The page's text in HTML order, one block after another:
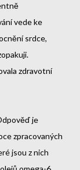
vede ke
srdce,
zdravotní
je
zpracovaných
jsou z nich